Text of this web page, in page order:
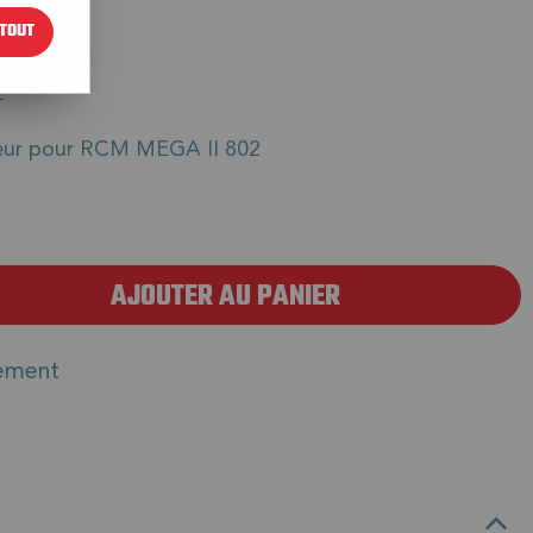
TTC
pour RCM MEGA II 802
AJOUTER AU PANIER